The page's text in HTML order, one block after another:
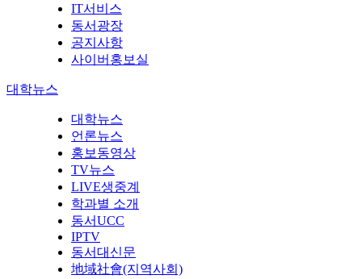
IT서비스
동서광장
공지사항
사이버홍보실
대학뉴스
대학뉴스
언론뉴스
홍보동영상
TV뉴스
LIVE생중계
학과별 소개
동서UCC
IPTV
동서대신문
地域社會(지역사회)